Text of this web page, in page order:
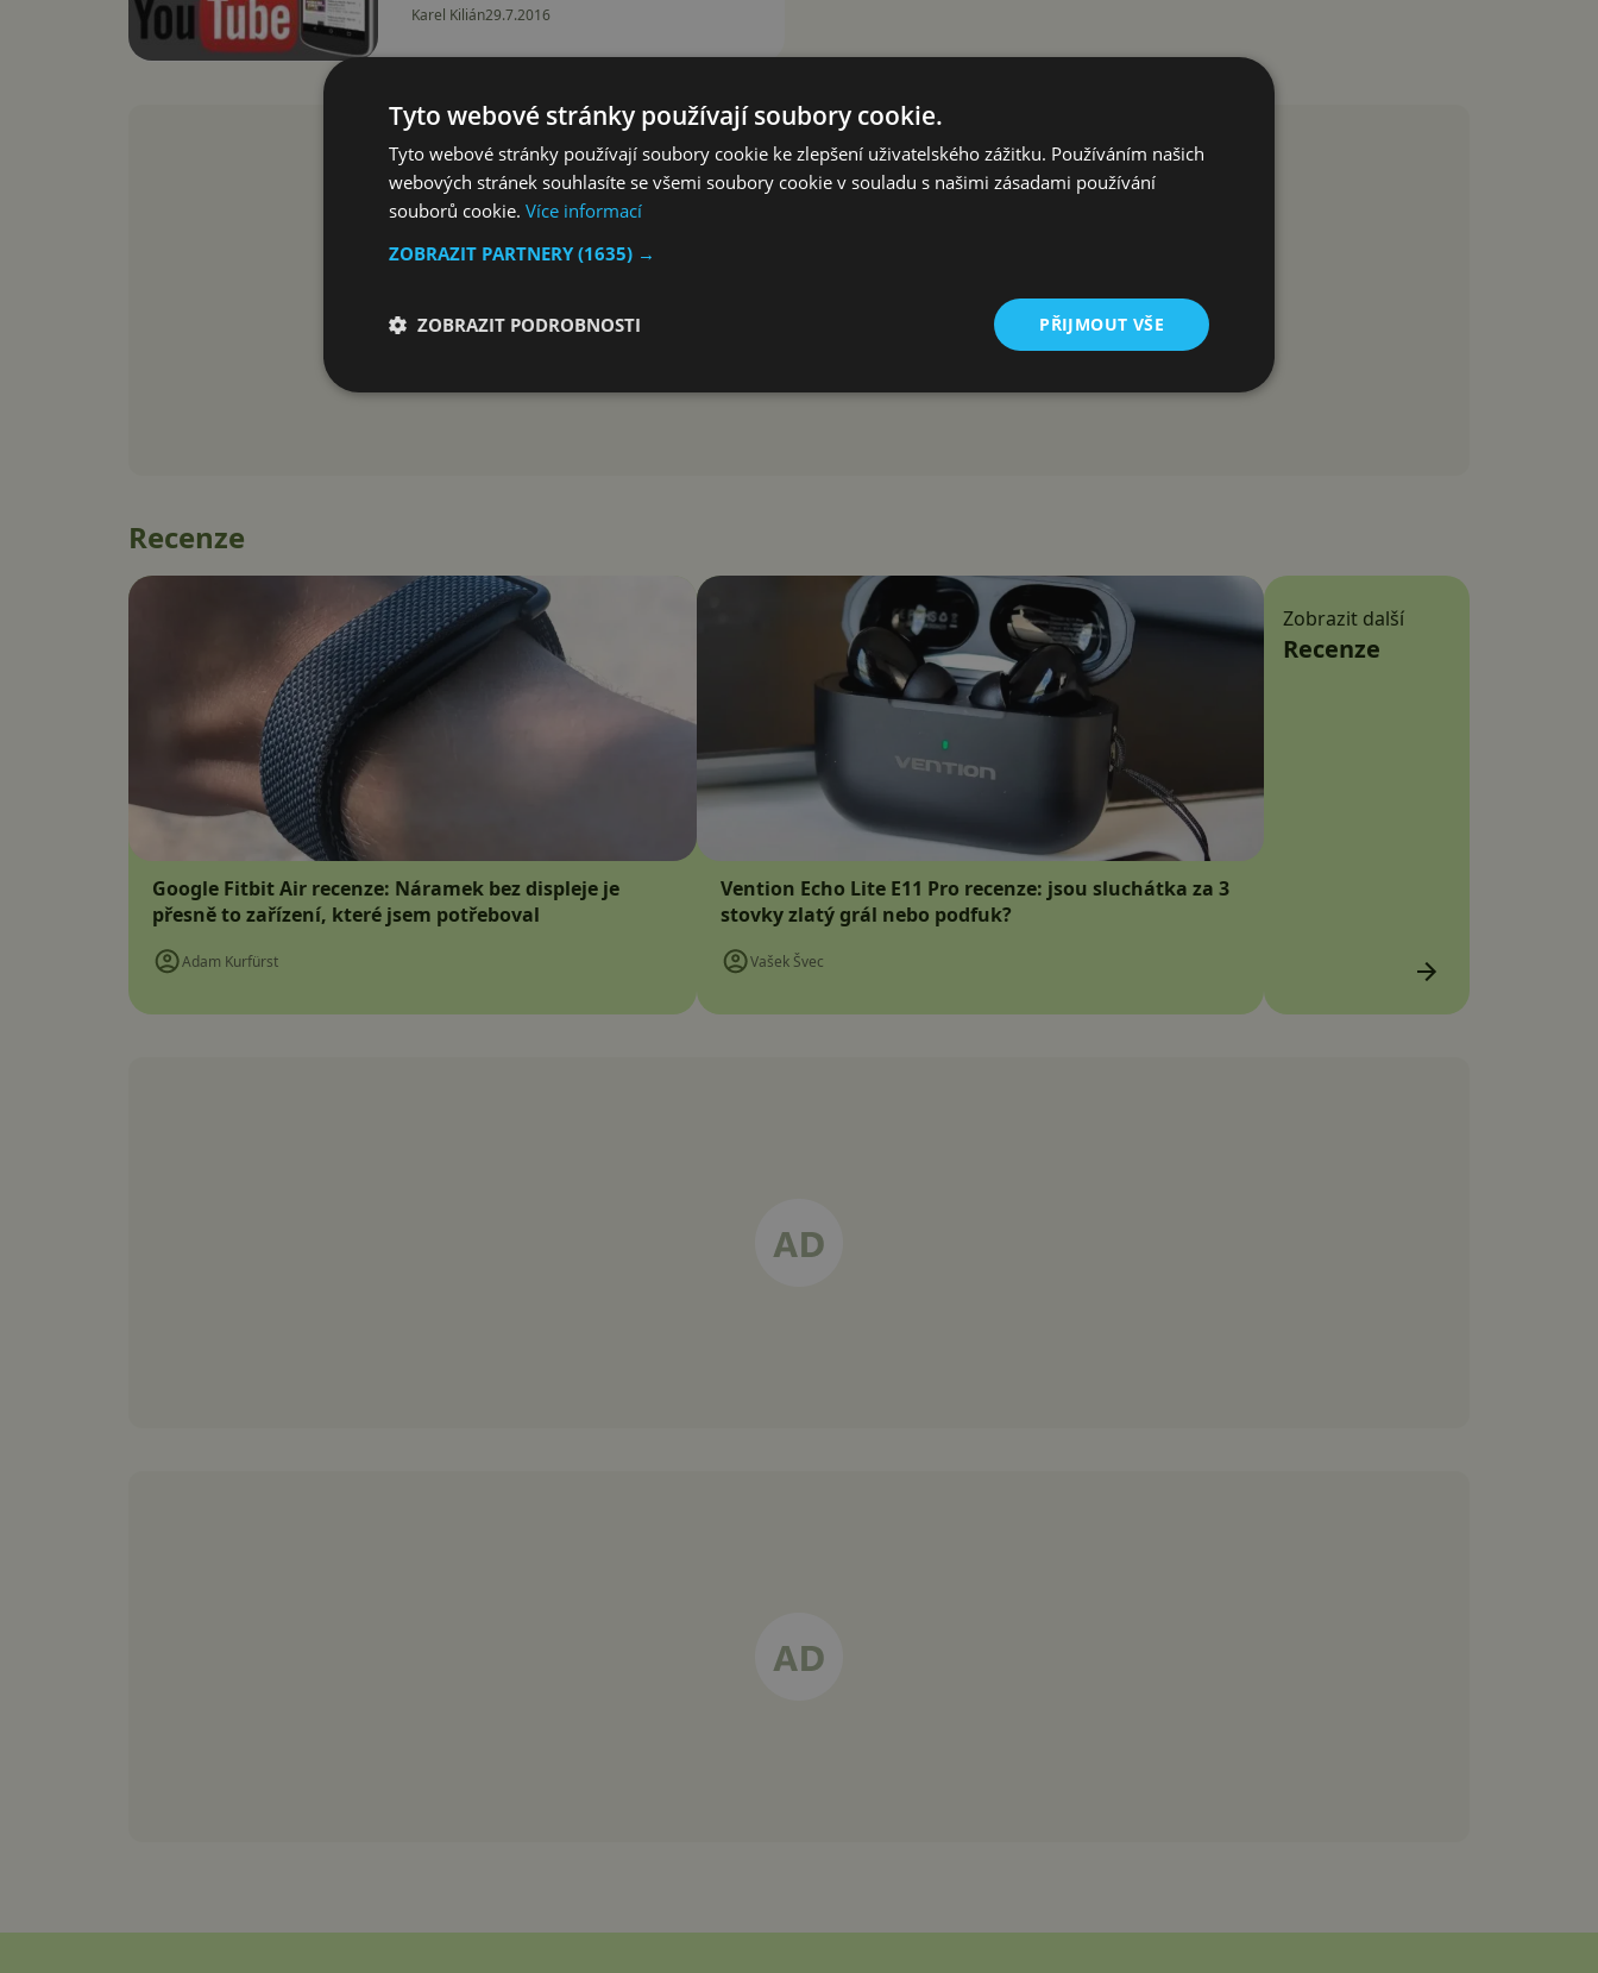
Karel Kilián29.7.2016
Recenze
Google Fitbit Air recenze: Náramek bez displeje je
přesně to zařízení, které jsem potřeboval
Adam Kurfürst
Vention Echo Lite E11 Pro recenze: jsou sluchátka za 3
stovky zlatý grál nebo podfuk?
Vašek Švec
Zobrazit další
Recenze
Tyto webové stránky používají soubory cookie.
Tyto webové stránky používají soubory cookie ke zlepšení uživatelského zážitku. Používáním našich
webových stránek souhlasíte se všemi soubory cookie v souladu s našimi zásadami používání
souborů cookie. Více informací
ZOBRAZIT PARTNERY(1635) →
PŘIJMOUT VŠE
ZOBRAZIT PODROBNOSTI